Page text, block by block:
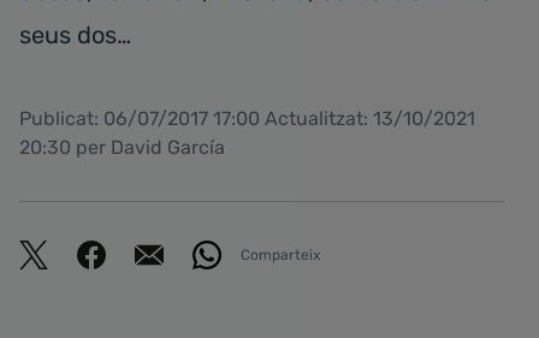
seus dos…
Publicat: 06/07/2017 17:00 Actualitzat: 13/10/2021
20:30 per David García
Comparteix